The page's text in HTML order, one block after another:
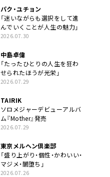
パク・ユチョン
「迷いながらも選択をして進
んでいくことが人生の魅力」
2026.07.30
中島卓偉
「たったひとりの人生を狂わ
せられたほうが光栄」
2026.07.29
TAIRIK
ソロメジャーデビューアルバ
ム『Mother』発売
2026.07.29
東京メルヘン倶楽部
「盛り上がり・個性・かわいい・
マジメ・闇堕ち」
2026.07.26